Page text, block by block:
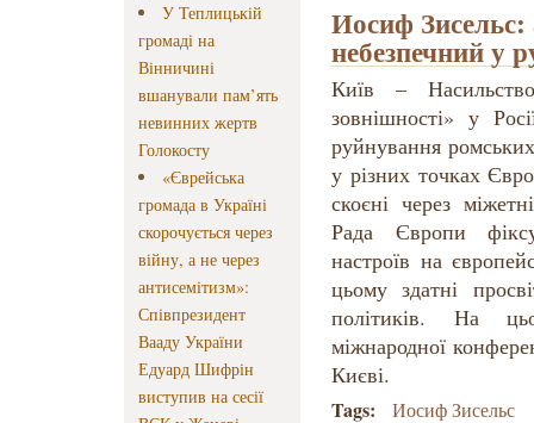
У Теплицькій
громаді на
Вінничині
вшанували пам’ять
невинних жертв
Голокосту
«Єврейська
громада в Україні
скорочується через
війну, а не через
антисемітизм»:
Співпрезидент
Вааду України
Едуард Шифрін
виступив на сесії
Иосиф Зисельс:
небезпечний у
Київ –
зовнішності» у
руйнування
у різних точках
скоєні через
Рада Європи
настроїв на
цьому здатні
політиків. На
міжнародної
Києві.
Tags: Иосиф Зисельс